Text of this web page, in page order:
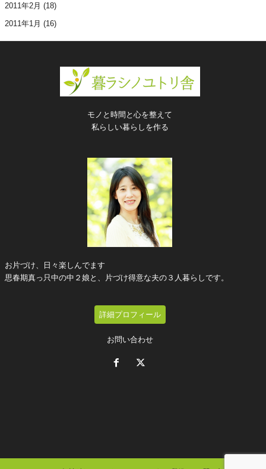
2011年2月 (18)
2011年1月 (16)
モノと時間と心を整えて
私らしい暮らしを作る
お片づけ、日々楽しんでます
思春期真っ只中の中２娘と、片づけ得意な夫の３人暮らしです。
詳細プロフィール
お問い合わせ